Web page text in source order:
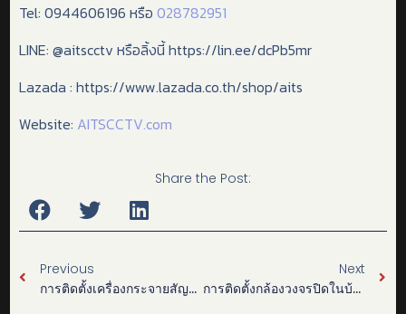
Tel: 0944606196 หรือ028782951
LINE: @aitscctv หรือลิ้งนี้ https://lin.ee/dcPb5mr
Lazada : https://www.lazada.co.th/shop/aits
Website: AITSCCTV.com
Share the Post:
Previous
การติดตั้งเครื่องกระจายสัญญาณ Aruba
Next
การติดตั้งกล้องวงจรปิดในบ้านที่มีบริเวณกว้าง